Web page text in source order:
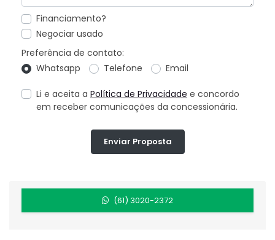
(61) 3020-2372
Financiamento?
Negociar usado
Preferência de contato:
Whatsapp
Telefone Email
Li e aceita a Política de Privacidade e concordo
em receber comunicações da concessionária.
Enviar Proposta